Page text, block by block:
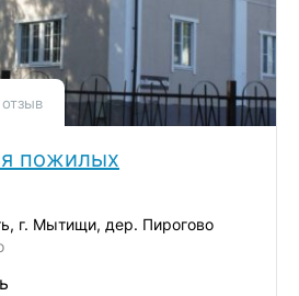
отзыв
пожилых
г. Мытищи, дер. Пирогово